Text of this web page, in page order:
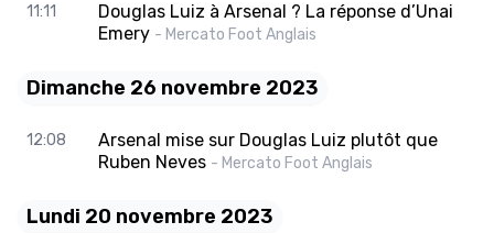
11:11
Douglas Luiz à Arsenal ? La réponse d’Unai
Emery - Mercato Foot Anglais
Dimanche 26 novembre 2023
12:08
Arsenal mise sur Douglas Luiz plutôt que
Ruben Neves - Mercato Foot Anglais
Lundi 20 novembre 2023